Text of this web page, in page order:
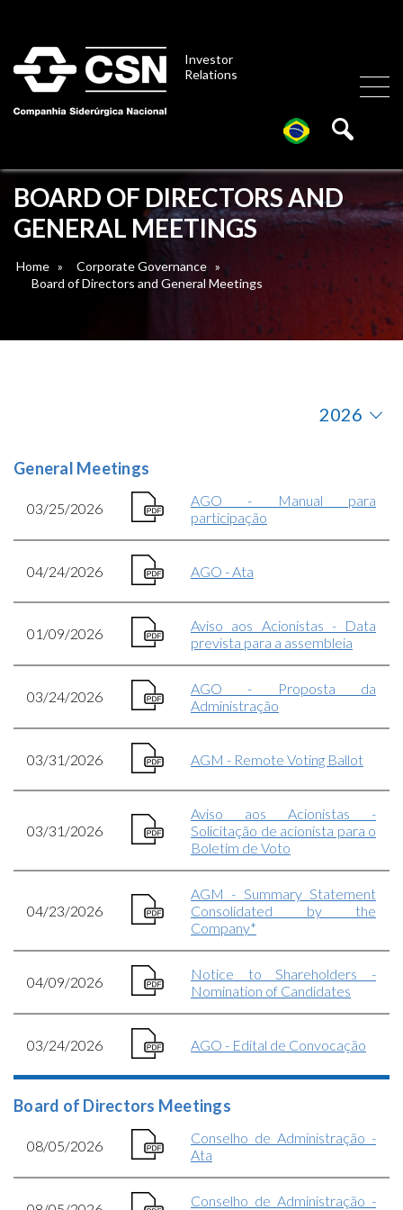
Investor
Relations
BOARD OF DIRECTORS AND
GENERAL MEETINGS
Home » Corporate Governance »
Board of Directors and General Meetings
General Meetings
03/25/2026
AGO - Manual para
participação
04/24/2026 AGO - Ata
01/09/2026
Aviso aos Acionistas - Data
prevista para a assembleia
03/24/2026
AGO - Proposta da
Administração
03/31/2026 AGM - Remote Voting Ballot
03/31/2026
Aviso aos Acionistas -
Solicitação de acionista para o
Boletim de Voto
04/23/2026
AGM - Summary Statement
Consolidated by the
Company*
04/09/2026
Notice to Shareholders -
Nomination of Candidates
03/24/2026 AGO - Edital de Convocação
Board of Directors Meetings
08/05/2026
Conselho de Administração -
Ata
Conselho de Administração -